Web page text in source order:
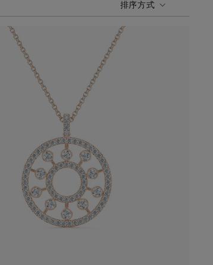
排序方式
排序方式